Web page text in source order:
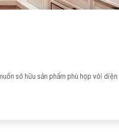
sở hữu sản phẩm phù hợp với